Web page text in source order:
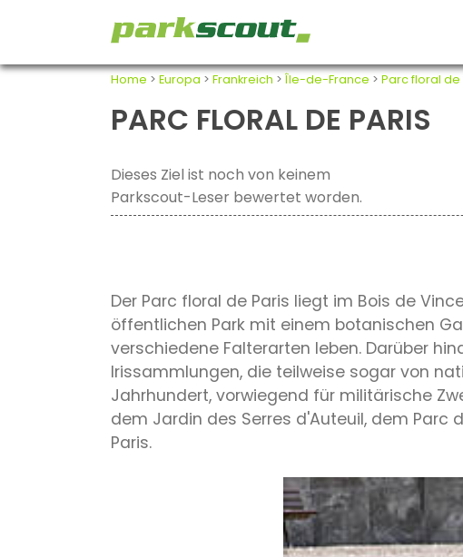
Home > Europa > Frankreich > Île-de-France > Parc floral de
PARC FLORAL DE PARIS
Dieses Ziel ist noch von keinem
Parkscout-Leser bewertet worden.
Der Parc floral de Paris liegt im Bois de
öffentlichen Park mit einem botanischen
verschiedene Falterarten leben. Darüber
Irissammlungen, die teilweise sogar von
Jahrhundert, vorwiegend für militärische
dem Jardin des Serres d'Auteuil, dem Parc
Paris.